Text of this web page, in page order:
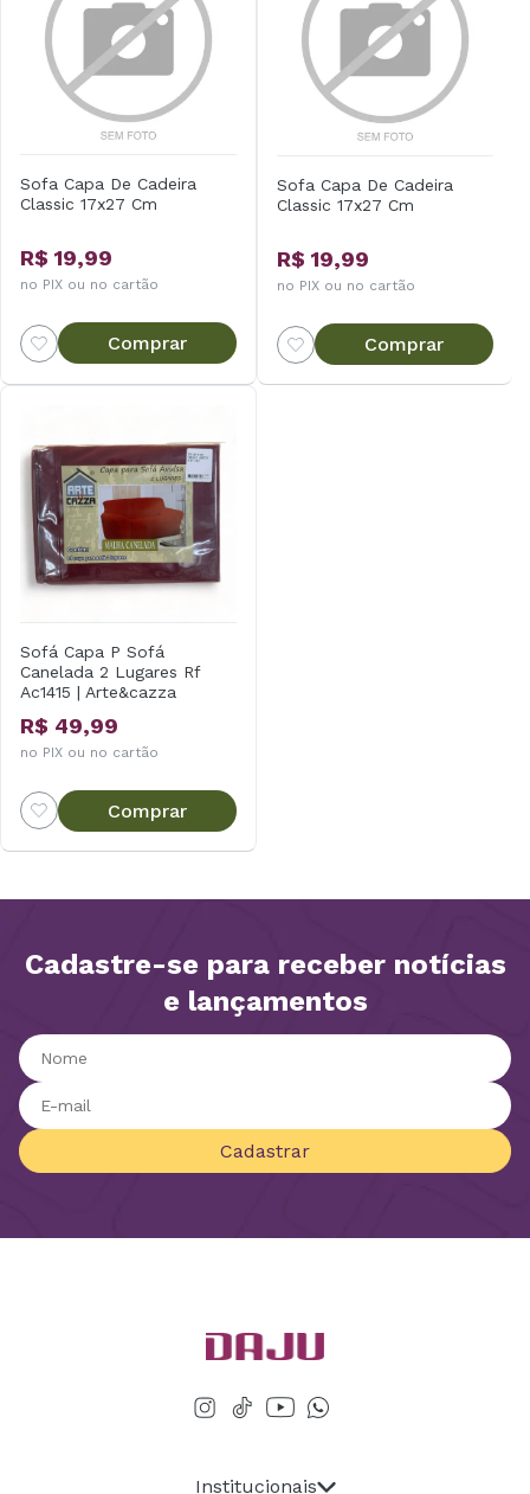
Sofa Capa De Cadeira
Classic 17x27 Cm
R$ 19,99
no PIX ou no cartão
Comprar
Sofa Capa De Cadeira
Classic 17x27 Cm
R$ 19,99
no PIX ou no cartão
Comprar
Sofá Capa P Sofá
Canelada 2 Lugares Rf
Ac1415 | Arte&cazza
R$ 49,99
no PIX ou no cartão
Comprar
Cadastre-se para receber notícias
e lançamentos
Cadastrar
Institucionais